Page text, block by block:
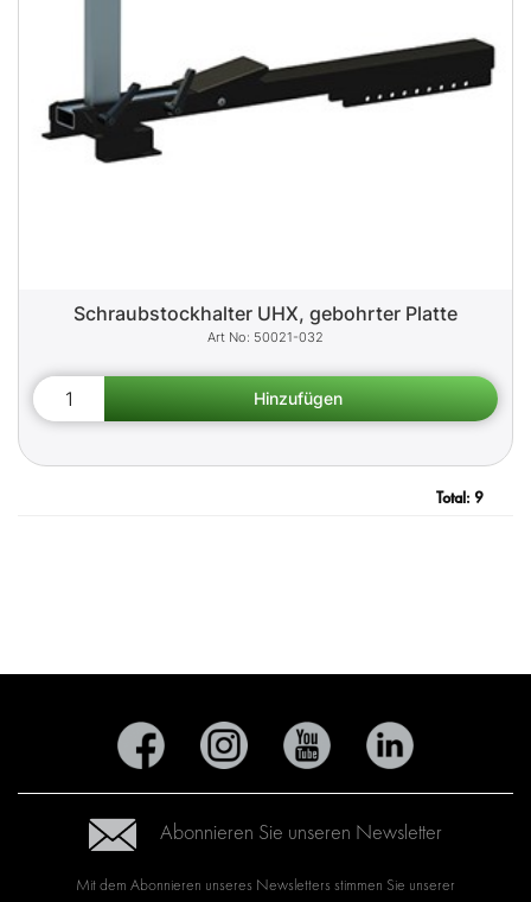
Schraubstockhalter UHX, gebohrter Platte
50021-032
Total: 9
Abonnieren Sie unseren Newsletter
Mit dem Abonnieren unseres Newsletters stimmen Sie unserer